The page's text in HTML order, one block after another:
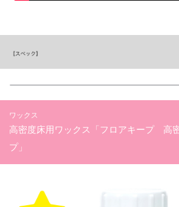
ワックス
高密度床用ワックス「フロアキープ 高
プ」